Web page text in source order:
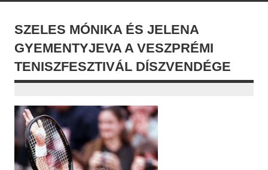
SZELES MÓNIKA ÉS JELENA
GYEMENTYJEVA A VESZPRÉMI
TENISZFESZTIVÁL DÍSZVENDÉGE